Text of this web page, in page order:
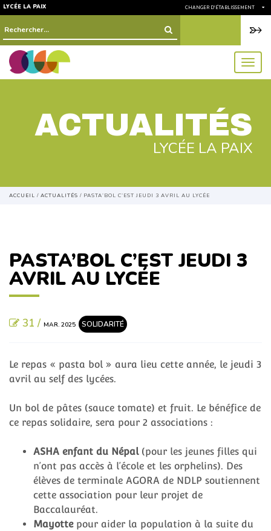
LYCÉE LA PAIX CHANGER D'ÉTABLISSEMENT
Rechercher :
menu
ACTUALITÉS
LYCÉE LA PAIX
ACCUEIL / ACTUALITÉS / PASTA’BOL C’EST JEUDI 3 AVRIL AU LYCÉE
PASTA’BOL C’EST JEUDI 3
AVRIL AU LYCÉE
31 / MAR. 2025 SOLIDARITÉ
Le repas « pasta bol » aura lieu cette année, le jeudi 3
avril au self des lycées.
Un bol de pâtes (sauce tomate) et fruit. Le bénéfice de
ce repas solidaire, sera pour 2 associations :
ASHA enfant du Népal(pour les jeunes filles qui
n’ont pas accès à l’école et les orphelins). Des
élèves de terminale AGORA de NDLP soutiennent
cette association pour leur projet de
Baccalauréat.
Mayottepour aider la population à la suite du